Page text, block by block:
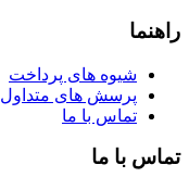
راهنما
شیوه های پرداخت
پرسش های متداول
تماس با ما
تماس با ما